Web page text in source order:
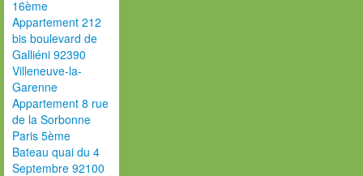
16ème
Appartement 212
bis boulevard de
Galliéni 92390
Villeneuve-la-
Garenne
Appartement 8 rue
de la Sorbonne
Paris 5ème
Bateau quai du 4
Septembre 92100